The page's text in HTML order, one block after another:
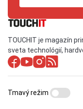
TOUCHIT je magazín
sveta technológií,
Tmavý režim